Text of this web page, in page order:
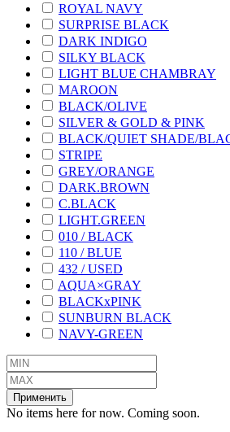
ROYAL NAVY
SURPRISE BLACK
DARK INDIGO
SILKY BLACK
LIGHT BLUE CHAMBRAY
MAROON
BLACK/OLIVE
SILVER & GOLD & PINK
BLACK/QUIET SHADE/
STRIPE
GREY/ORANGE
DARK.BROWN
C.BLACK
LIGHT.GREEN
010 / BLACK
110 / BLUE
432 / USED
AQUA×GRAY
BLACKxPINK
SUNBURN BLACK
NAVY-GREEN
Применить
No items here for now. Coming soon.